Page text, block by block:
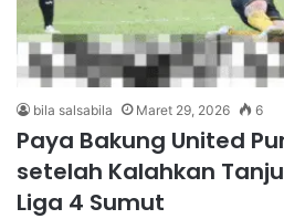
bila salsabila Maret 29, 2026 6
Paya Bakung United
setelah Kalahkan
Liga 4 Sumut